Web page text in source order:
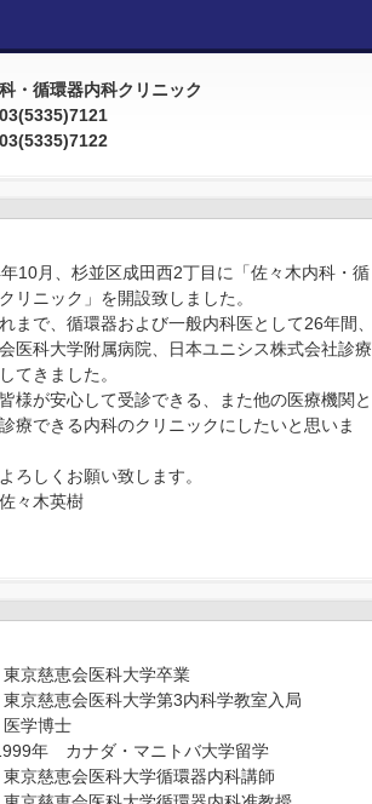
・循環器内科クリニック
10月、杉並区成田西2丁目に「佐々木内科・循
リニック」を開設致しました。
まで、循環器および一般内科医として26年間
医科大学附属病院、日本ユニシス株式会社診療
てきました。
様が安心して受診できる、また他の医療機関と
療できる内科のクリニックにしたいと思いま
ろしくお願い致します。
々木英樹
京慈恵会医科大学卒業
京慈恵会医科大学第3内科学教室入局
学博士
年 カナダ・マニトバ大学留学
京慈恵会医科大学循環器内科講師